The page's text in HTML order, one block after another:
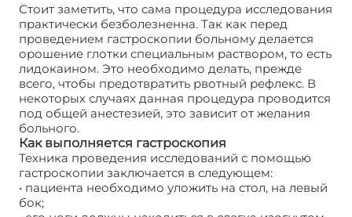
Стоит заметить, что сама процедура исследования
практически безболезненна. Так как перед
проведением гастроскопии больному делается
орошение глотки специальным раствором, то есть
лидокаином. Это необходимо делать, прежде
всего, чтобы предотвратить рвотный рефлекс. В
некоторых случаях данная процедура проводится
под общей анестезией, это зависит от желания
больного.
Как выполняется гастроскопия
Техника проведения исследований с помощью
гастроскопии заключается в следующем:
• пациента необходимо уложить на стол, на левый
бок;